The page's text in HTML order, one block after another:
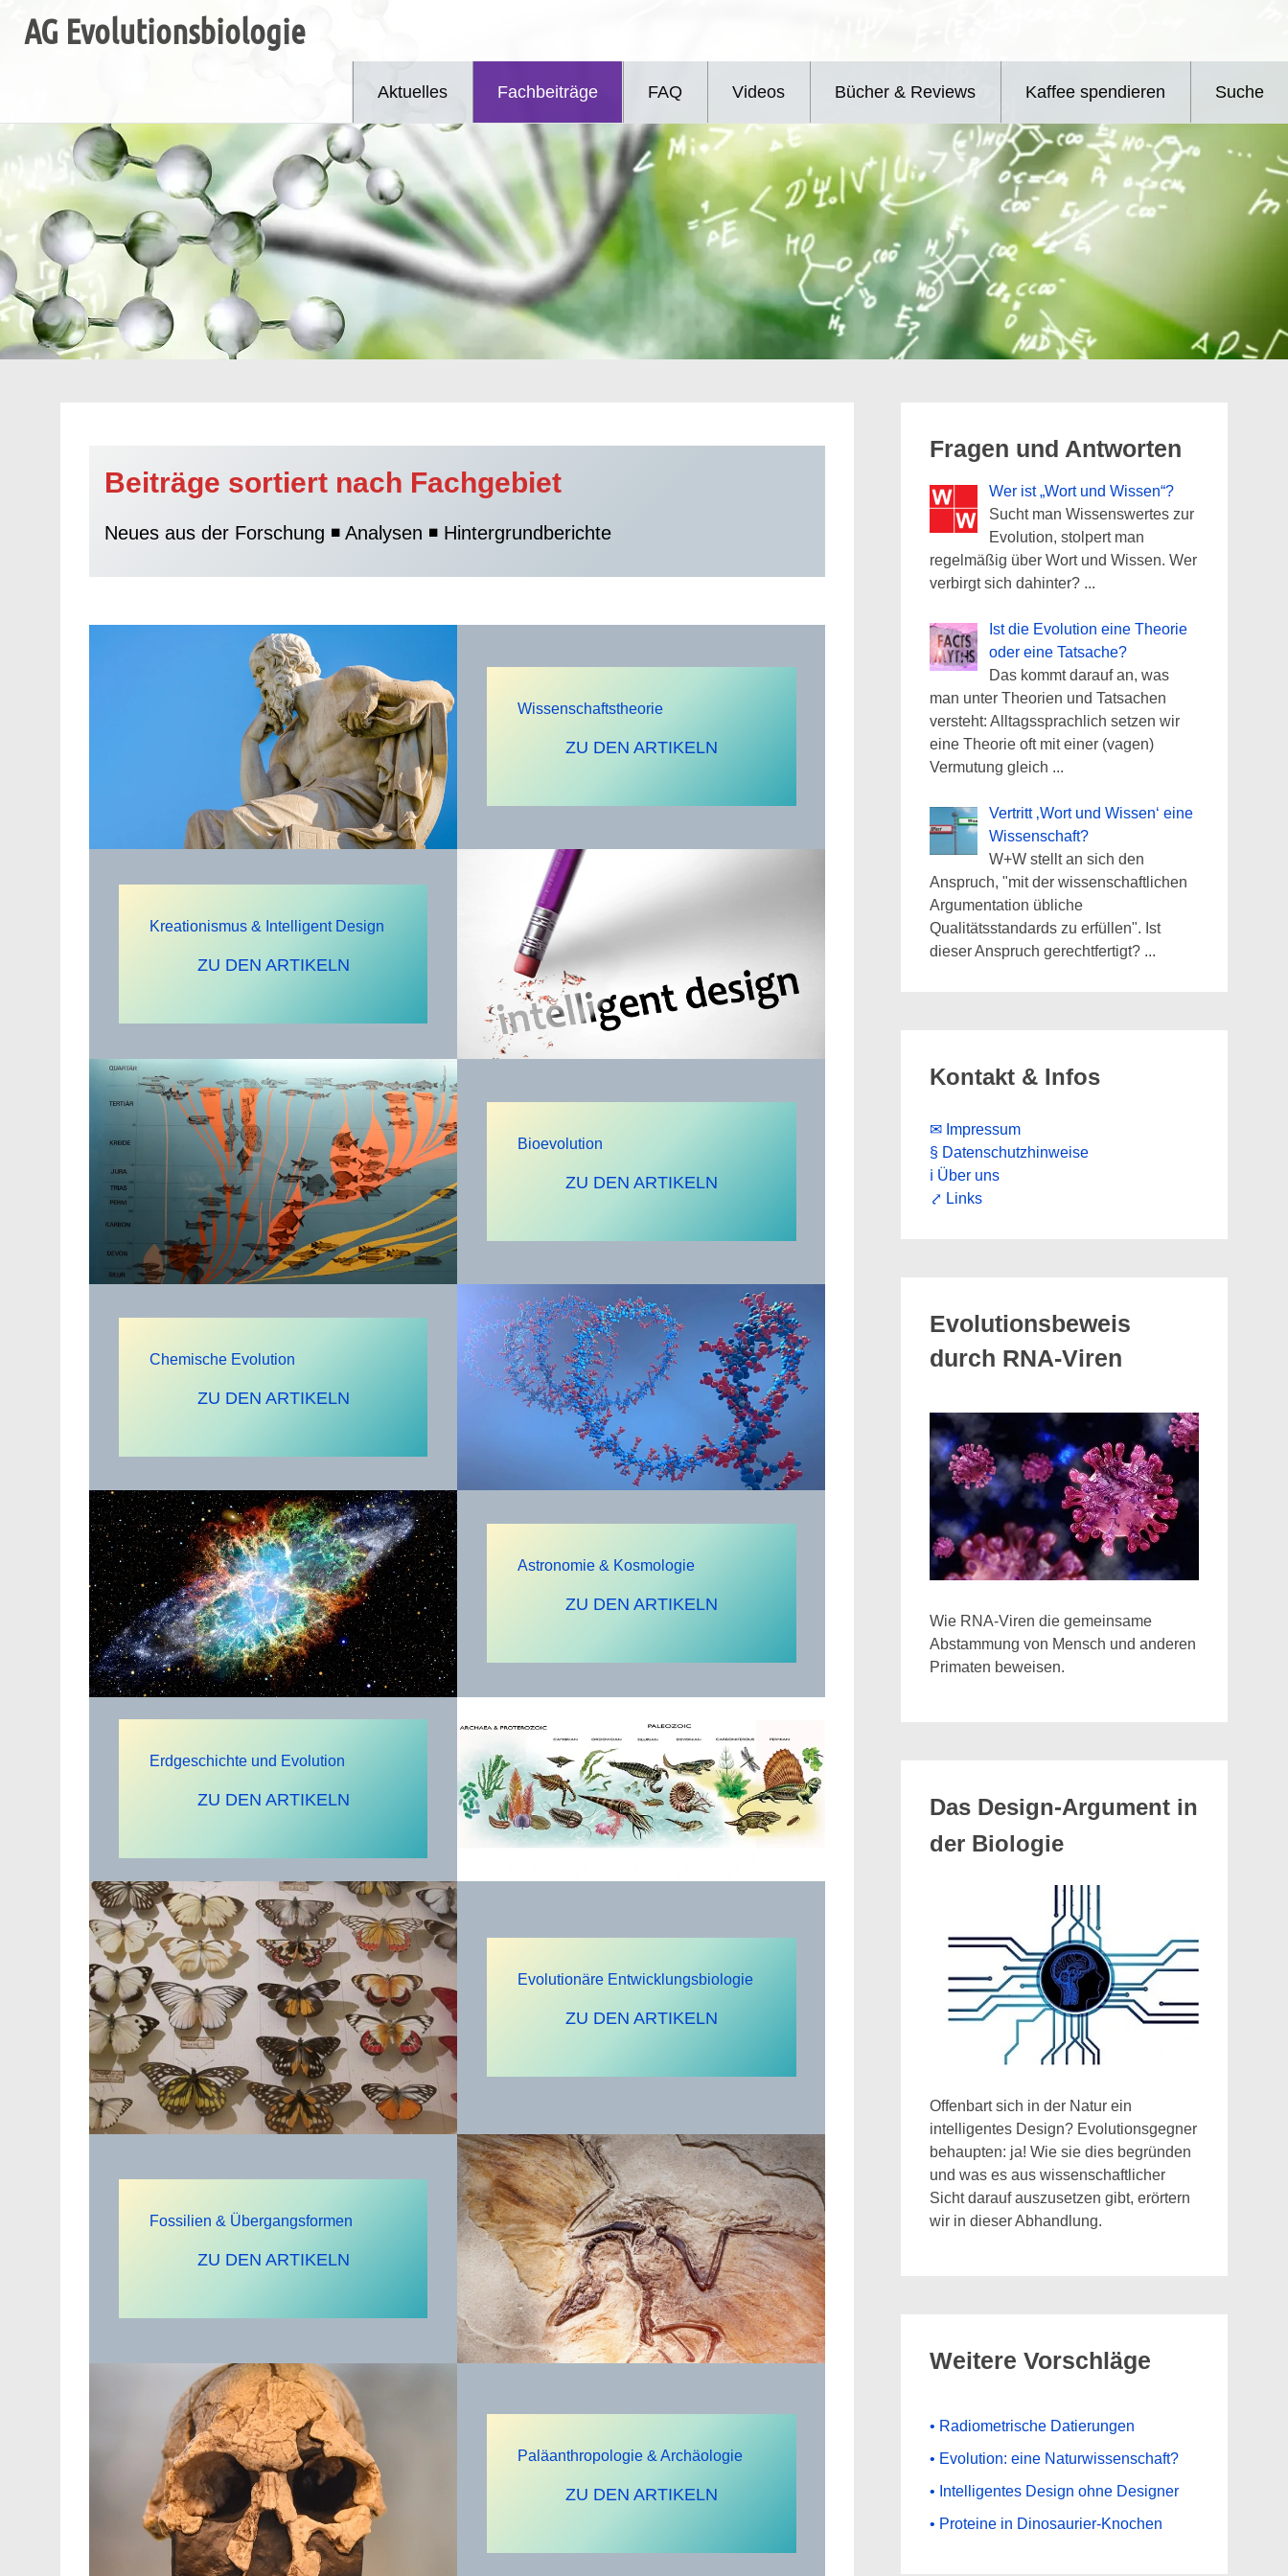
InhaltAG Evolutionsbiologie
Aktuelles Fachbeiträge FAQ Videos Bücher & Reviews Kaffee spendieren Suche
Beiträge sortiert nach Fachgebiet
Neues aus der Forschung ◾ Analysen ◾ Hintergrundberichte
Wissenschaftstheorie
ZU DEN ARTIKELN
Kreationismus & Intelligent Design
ZU DEN ARTIKELN
Bioevolution
ZU DEN ARTIKELN
Chemische Evolution
ZU DEN ARTIKELN
Astronomie & Kosmologie
ZU DEN ARTIKELN
Erdgeschichte und Evolution
ZU DEN ARTIKELN
Evolutionäre Entwicklungsbiologie
ZU DEN ARTIKELN
Fossilien & Übergangsformen
ZU DEN ARTIKELN
Paläanthropologie & Archäologie
ZU DEN ARTIKELN
Fragen und Antworten
Wer ist „Wort und Wissen“?
Sucht man Wissenswertes zur
Evolution, stolpert man
regelmäßig über Wort und Wissen. Wer
verbirgt sich dahinter?...
Ist die Evolution eine Theorie
oder eine Tatsache?
Das kommt darauf an, was
man unter Theorien und Tatsachen
versteht: Alltagssprachlich setzen wir
eine Theorie oft mit einer (vagen)
Vermutung gleich ...
Vertritt ‚Wort und Wissen‘ eine
Wissenschaft?
W+W stellt an sich den
Anspruch, "mit der wissenschaftlichen
Argumentation übliche
Qualitätsstandards zu erfüllen". Ist
dieser Anspruch gerechtfertigt?...
Kontakt & Infos
✉ Impressum
§ Datenschutzhinweise
ℹ Über uns
⤤ Links
Evolutionsbeweis
durch RNA-Viren
Wie RNA-Viren die gemeinsame
Abstammung von Mensch und anderen
Primaten beweisen.
Das Design-Argument in
der Biologie
Offenbart sich in der Natur ein
intelligentes Design? Evolutionsgegner
behaupten: ja! Wie sie dies begründen
und was es aus wissenschaftlicher
Sicht darauf auszusetzen gibt, erörtern
wir in dieser Abhandlung.
Weitere Vorschläge
• Radiometrische Datierungen
• Evolution: eine Naturwissenschaft?
• Intelligentes Design ohne Designer
• Proteine in Dinosaurier-Knochen